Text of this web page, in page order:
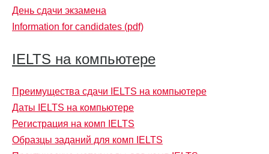
День сдачи экзамена
Information for candidates (pdf)
IELTS на компьютере
Преимущества сдачи IELTS на компьютере
Даты IELTS на компьютере
Регистрация на комп IELTS
Образцы заданий для комп IELTS